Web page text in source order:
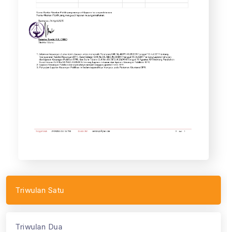
Triwulan Satu
Triwulan Dua